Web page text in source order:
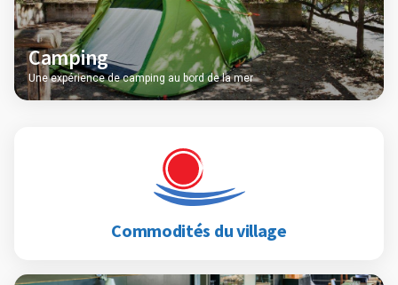
Camping
Une expérience de camping au bord de la mer
Commodités du village